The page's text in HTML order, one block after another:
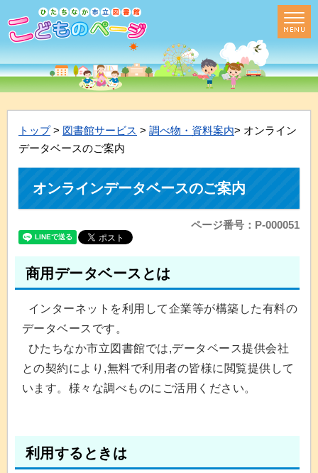
トップ> 図書館サービス > 調べ物・資料案内> オンライン
データベースのご案内
オンラインデータベースのご案内
ページ番号：P-000051
商用データベースとは
インターネットを利用して企業等が構築した有料の
データベースです。
ひたちなか市立図書館では,データベース提供会社
との契約により,無料で利用者の皆様に閲覧提供して
います。様々な調べものにご活用ください。
利用するときは